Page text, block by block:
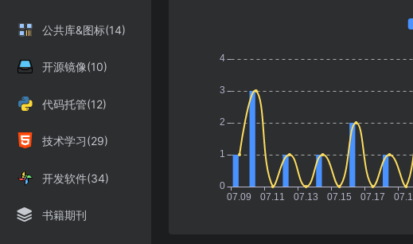
公共库&图标(14)
开源镜像(10)
代码托管(12)
技术学习(29)
开发软件(34)
书籍期刊